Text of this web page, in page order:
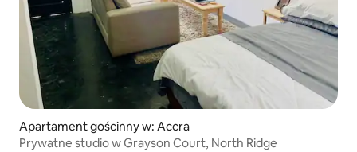
Apartament gościnny w: Accra
Prywatne studio w Grayson Court, North Ridge